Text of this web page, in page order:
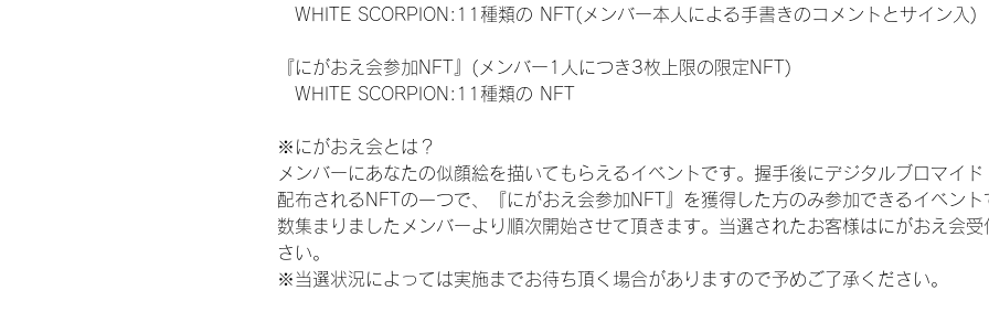
WHITE SCORPION:11種類の NFT(メンバー本人による手書きのコメントとサイン入)
『にがおえ会参加NFT』(メンバー1人につき3枚上限の限定NFT)
WHITE SCORPION:11種類の NFT
※にがおえ会とは？
メンバーにあなたの似顔絵を描いてもらえるイベントです。握手後にデジタルブロマイ
配布されるNFTの一つで、『にがおえ会参加NFT』を獲得した方のみ参加できるイベン
数集まりましたメンバーより順次開始させて頂きます。当選されたお客様はにがおえ会
さい。
※当選状況によっては実施までお待ち頂く場合がありますので予めご了承ください。